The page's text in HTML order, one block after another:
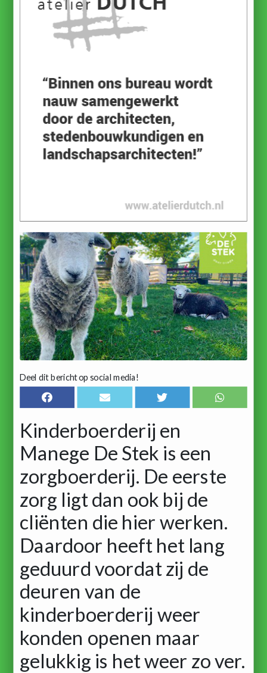
Deel dit bericht op social media!
Kinderboerderij en
Manege De Stek is een
zorgboerderij. De eerste
zorg ligt dan ook bij de
cliënten die hier werken.
Daardoor heeft het lang
geduurd voordat zij de
deuren van de
kinderboerderij weer
konden openen maar
gelukkig is het weer zo ver.